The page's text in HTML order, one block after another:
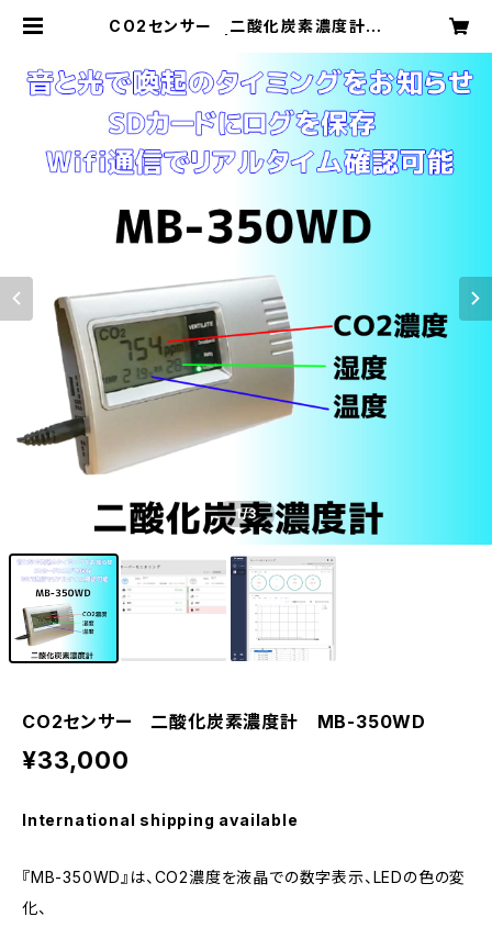
CO2センサー 二酸化炭素濃度計
1/3
CO2センサー 二酸化炭素濃度計 MB-350WD
¥33,000
International shipping available
『MB-350WD』は、CO2濃度を液晶での数字表示、LEDの色の変
化、